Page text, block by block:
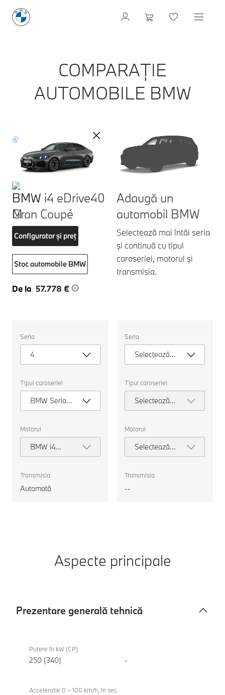
COMPARAȚIE
AUTOMOBILE BMW
BMW i4 eDrive40
Gran Coupé
Configurator și preț
Stoc automobile BMW
De la 57.778 €
următoarele
proprietăți
pentru
a
o
mașină
pentru
comparație.
Seria
4
Tipul caroseriei
BMW Seria 4
Gran Coupé
Motorul
BMW i4
eDrive40
Transmisia
Automată
Adaugă un
automobil BMW
Selectează mai întâi seria
și continuă cu tipul
caroseriei, motorul și
transmisia.
următoarele
proprietăți
pentru
a
o
mașină
pentru
comparație.
Seria
Selectează
seria
Tipul caroseriei
Selectează
tipul
Motorul
Selectează
motorul
Transmisia
--
Aspecte principale
Prezentare generală tehnică
generală
tehnică
eDrive40
Gran
Putere în kW (CP)
250 (340) -
Acceleraţie 0 – 100 km/h, în sec.